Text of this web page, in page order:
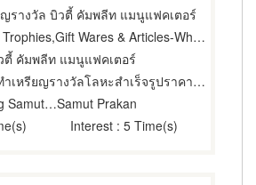
รางวัล บิวตี้ คัมพลีท แมนูแฟคเตอร์
Wares & Articles-Wholesale & Manufacturers,Trophies
ตี้ คัมพลีท แมนูแฟคเตอร์
เหรียญรางวัลโลหะสำเร็จรูปราคาถูก
Amphoe Mueang Samut PrakarnSamut Prakan
Interest : 5 Time(s)